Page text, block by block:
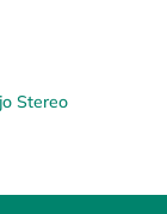
Stereo